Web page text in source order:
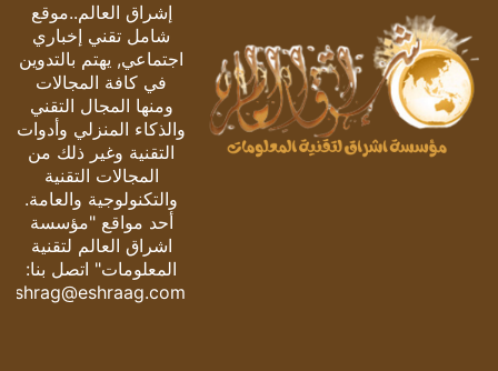
إشراق العالم..موقع
شامل تقني إخباري
اجتماعي, يهتم بالتدوين
في كافة المجالات
ومنها المجال التقني
والذكاء المنزلي وأدوات
التقنية وغير ذلك من
المجالات التقنية
والتكنولوجية والعامة.
أحد مواقع "مؤسسة
اشراق العالم لتقنية
المعلومات" اتصل بنا:
eshrag@eshraag.com